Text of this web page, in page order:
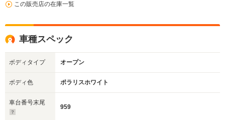
この販売店の在庫一覧
車種スペック
ボディタイプ オープン
ボディ色 ポラリスホワイト
車台番号末尾
959